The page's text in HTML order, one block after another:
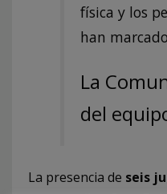
física y los
han
La
del
La presencia de seis